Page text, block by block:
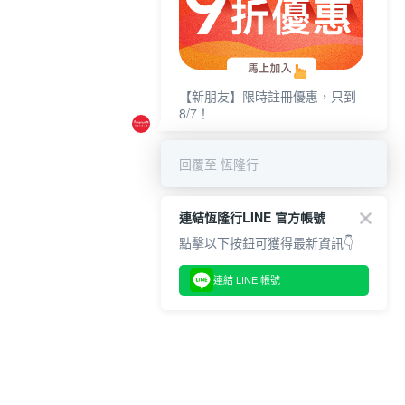
【新朋友】限時註冊優惠，只到
8/7！
回覆至 恆隆行
連結恆隆行LINE 官方帳號
點擊以下按鈕可獲得最新資訊👇
連結 LINE 帳號